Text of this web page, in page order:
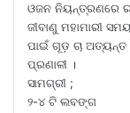
ଓଜନ ନିୟନ୍ତ୍ରଣରେ
ଜୀବାଣୁ ମହାମାରୀ
ପାଇଁ ଗୂଡ଼ ଚା ଅତ୍ୟନ୍ତ
ପ୍ରଣାଳୀ ।
ସାମଗ୍ରୀ ;
୨-୪ ଟି ଲବଙ୍ଗ